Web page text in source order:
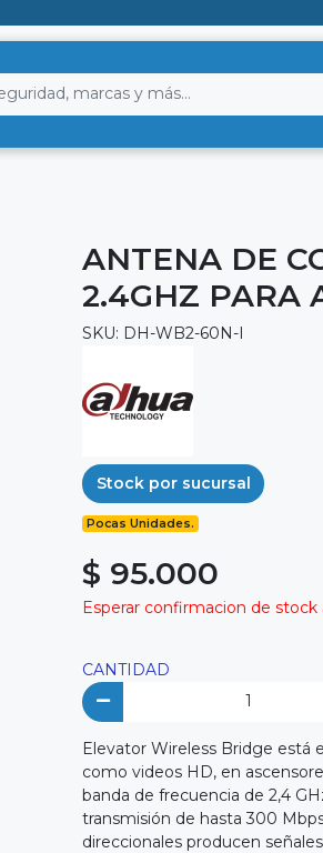
ANTENA DE
2.4GHZ PARA
SKU: DH-WB2-60N-I
Stock por sucursal
Pocas Unidades.
$ 95.000
Esperar confirmacion de stock
CANTIDAD
Elevator Wireless Bridge está
como videos HD, en
banda de frecuencia de 2,4
transmisión de hasta 300
direccionales producen